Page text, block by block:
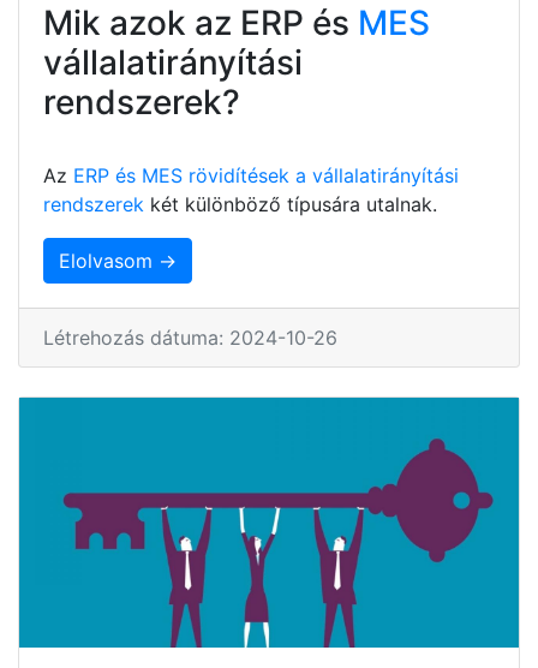
Mik azok az ERP és MES
vállalatirányítási
rendszerek?
Az ERP és MES rövidítések a vállalatirányítási
rendszerek két különböző típusára utalnak.
Elolvasom →
Létrehozás dátuma: 2024-10-26